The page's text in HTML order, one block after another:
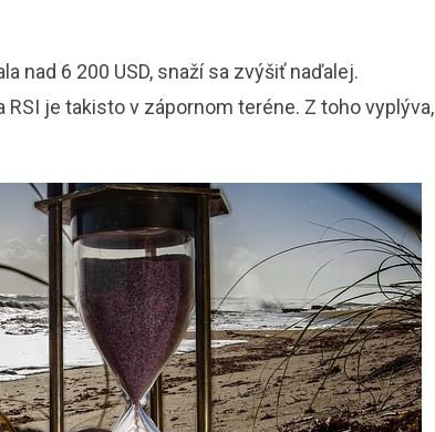
nad 6 200 USD, snaží sa zvýšiť naďalej.
je takisto v zápornom teréne. Z toho vyplýva,